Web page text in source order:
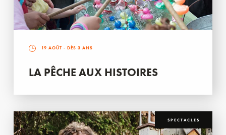
19 AOÛT - DÈS 3 ANS
LA PÊCHE AUX HISTOIRES
SPECTACLES